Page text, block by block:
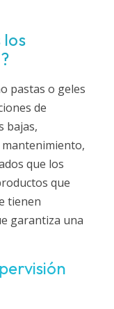
los
pastas o geles
de
bajas,
que los
que
tienen
garantiza una